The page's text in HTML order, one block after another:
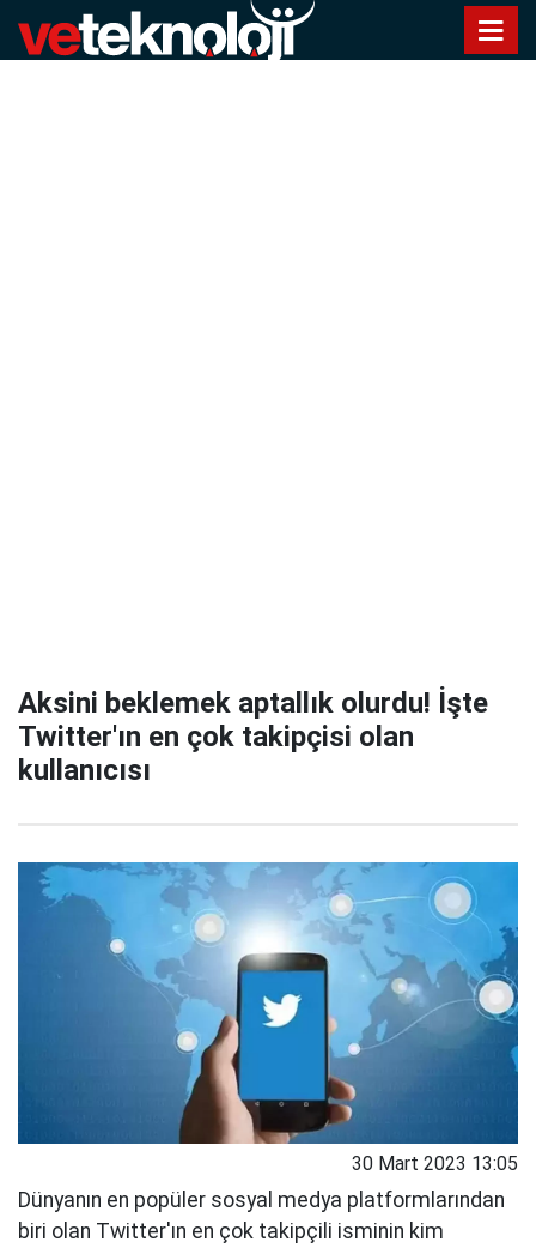
Aksini beklemek aptallık olurdu! İşte
Twitter'ın en çok takipçisi olan
kullanıcısı
30 Mart 2023 13:05
Dünyanın en popüler sosyal medya platformlarından
biri olan Twitter'ın en çok takipçili isminin kim